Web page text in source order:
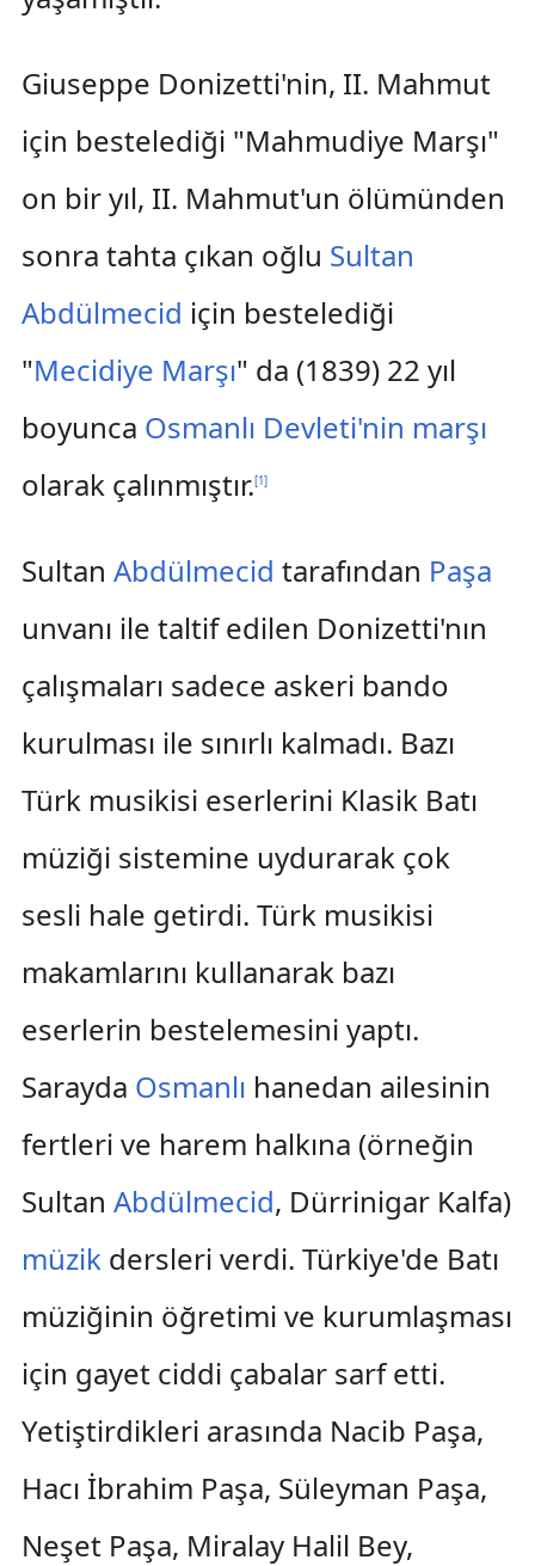
Giuseppe Donizetti'nin, II. Mahmut
için bestelediği "Mahmudiye Marşı"
on bir yıl, II. Mahmut'un ölümünden
sonra tahta çıkan oğlu Sultan
Abdülmecid için bestelediği
"Mecidiye Marşı" da (1839) 22 yıl
boyunca Osmanlı Devleti'nin marşı
olarak çalınmıştır.[1]
Sultan Abdülmecid tarafından Paşa
unvanı ile taltif edilen Donizetti'nın
çalışmaları sadece askeri bando
kurulması ile sınırlı kalmadı. Bazı
Türk musikisi eserlerini Klasik Batı
müziği sistemine uydurarak çok
sesli hale getirdi. Türk musikisi
makamlarını kullanarak bazı
eserlerin bestelemesini yaptı.
Sarayda Osmanlı hanedan ailesinin
fertleri ve harem halkına (örneğin
Sultan Abdülmecid, Dürrinigar Kalfa)
müzikdersleri verdi. Türkiye'de Batı
müziğinin öğretimi ve kurumlaşması
için gayet ciddi çabalar sarf etti.
Yetiştirdikleri arasında Nacib Paşa,
Hacı İbrahim Paşa, Süleyman Paşa,
Neşet Paşa, Miralay Halil Bey,